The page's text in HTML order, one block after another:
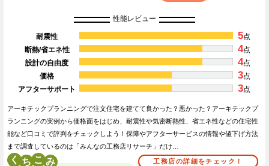
性能レビュー
耐震性 5点
断熱/省エネ性
4点
設計の自由度
4点
価格
3点
アフターサポート
3点
アーキテックプランニングで注文住宅を建てて良かった？悪かった？アーキテックプ
ランニングの実例から価格面をはじめ、耐震性や気密断熱性、省エネ性などの住宅性
能など口コミで評判をチェックしよう！保障やアフターサービスの情報や値下げ方法
まで調査しているのは「みんなの工務店リサーチ」だけ…
く こ 工務店の詳細をチェック！